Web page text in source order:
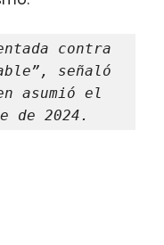
contra
señaló
asumió el
de 2024.